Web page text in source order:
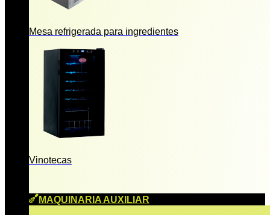
Mesa refrigerada para ingredientes
Vinotecas
MAQUINARIA AUXILIAR